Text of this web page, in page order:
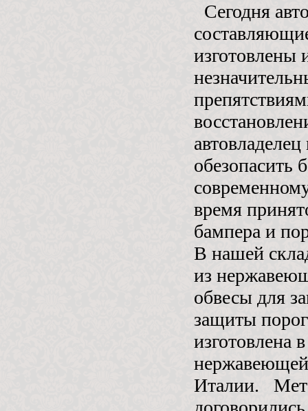
Сегодня
изготовлены
обезопасить
время
бампера и
В нашей
из
обвесы для
защиты
изготовлена
нержавеющей
Италии.